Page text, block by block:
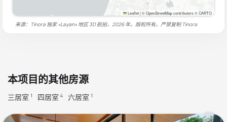
Leaflet|© OpenStreetMap contributors © CARTO
来源：Tinora 独家 «Layan» 地区 3D 航拍，2026 年。版权所有。严禁复制Tinora
本项目的其他房源
三居室 1 四居室 4 六居室 1